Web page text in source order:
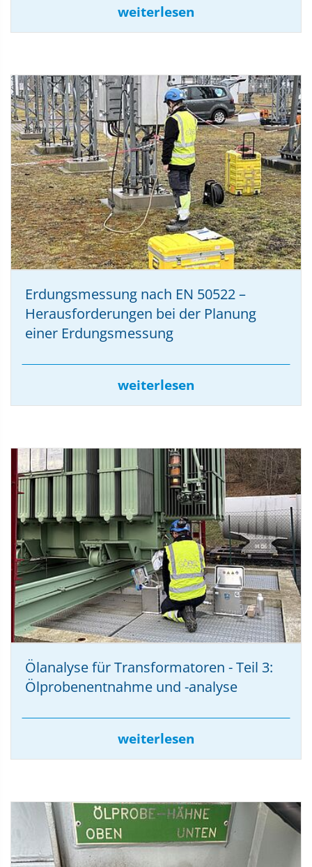
weiterlesen
Erdungsmessung nach EN 50522 –
Herausforderungen bei der Planung
einer Erdungsmessung
weiterlesen
Ölanalyse für Transformatoren - Teil 3:
Ölprobenentnahme und -analyse
weiterlesen